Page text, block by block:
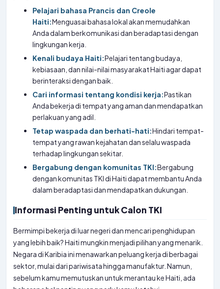
Pelajari bahasa Prancis dan Creole
Haiti:Menguasai bahasa lokal akan memudahkan
Anda dalam berkomunikasi dan beradaptasi dengan
lingkungan kerja.
Kenali budaya Haiti:Pelajari tentang budaya,
kebiasaan, dan nilai-nilai masyarakat Haiti agar dapat
berinteraksi dengan baik.
Cari informasi tentang kondisi kerja:Pastikan
Anda bekerja di tempat yang aman dan mendapatkan
perlakuan yang adil.
Tetap waspada dan berhati-hati:Hindari tempat-
tempat yang rawan kejahatan dan selalu waspada
terhadap lingkungan sekitar.
Bergabung dengan komunitas TKI:Bergabung
dengan komunitas TKI di Haiti dapat membantu Anda
dalam beradaptasi dan mendapatkan dukungan.
Informasi Penting untuk Calon TKI
Bermimpi bekerja di luar negeri dan mencari penghidupan
yang lebih baik? Haiti mungkin menjadi pilihan yang menarik.
Negara di Karibia ini menawarkan peluang kerja di berbagai
sektor, mulai dari pariwisata hingga manufaktur. Namun,
sebelum kamu memutuskan untuk merantau ke Haiti, ada